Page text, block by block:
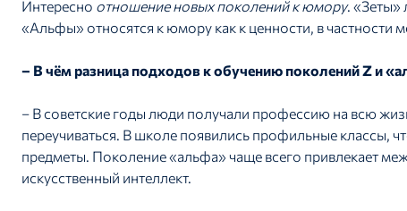
Интересно отношение новых поколений к юмору. «Зеты»
«Альфы» относятся к юмору как к ценности, в частности
– В чём разница подходов к обучению поколений Z и
– В советские годы люди получали профессию на всю
переучиваться. В школе появились профильные классы,
предметы. Поколение «альфа» чаще всего привлекает
искусственный интеллект.